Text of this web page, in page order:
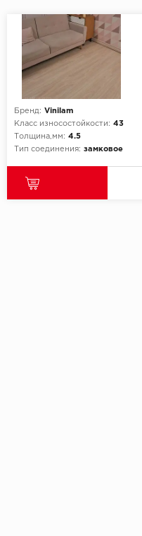
Бренд: Vinilam
Класс износостойкости: 43
Толщина,мм: 4.5
Тип соединения: замковое